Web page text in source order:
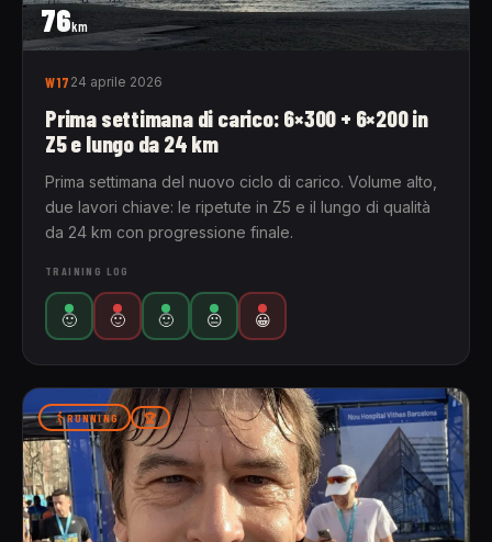
76km
W17 24 aprile 2026
Prima settimana di carico: 6×300 + 6×200 in
Z5 e lungo da 24 km
Prima settimana del nuovo ciclo di carico. Volume alto,
due lavori chiave: le ripetute in Z5 e il lungo di qualità
da 24 km con progressione finale.
TRAINING LOG
🙂 🙂 🙂 😐 😀
RUNNING 🏆